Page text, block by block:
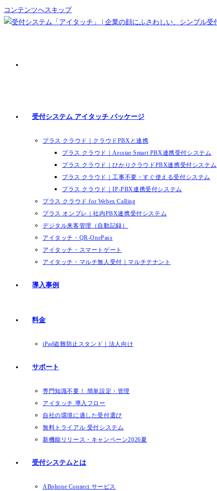
コンテンツへスキップ
受付システム アイタッチ パッケージ
プラス クラウド｜クラウドPBXと連携
プラス クラウド｜Arcstar Smart PBX連携受付システム
プラス クラウド｜ひかりクラウドPBX連携受付システム
プラス クラウド｜工事不要・すぐ使える受付システム
プラス クラウド｜IP-PBX連携受付システム
プラス クラウド for Webex Calling
プラス オンプレ｜社内PBX連携受付システム
デジタル来客管理（自動記録）
アイタッチ・QR-OnePass
アイタッチ・スマートゲート
アイタッチ・マルチ無人受付｜マルチテナント
導入事例
料金
iPad盗難防止スタンド｜法人向け
サポート
専門知識不要！ 簡単設定・管理
アイタッチ 導入フロー
自社の環境に適した受付選び
無料トライアル 受付システム
新機能リリース・キャンペーン2026夏
受付システムとは
ABphone Connect サービス